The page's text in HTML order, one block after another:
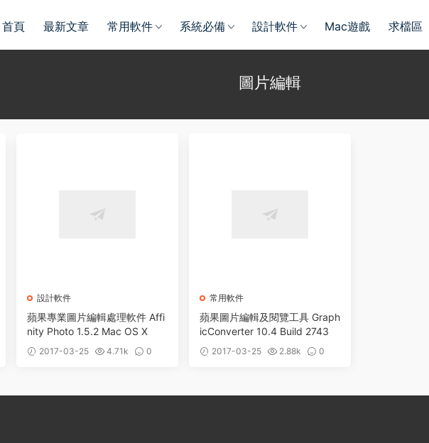
首頁 最新文章 常用軟件 系統必備 設計軟件 Mac遊戲 求檔區
圖片編輯
設計軟件
蘋果專業圖片編輯處理軟件 Affi
nity Photo 1.5.2 Mac OS X
2017-03-25 4.71k 0
常用軟件
蘋果圖片編輯及閱覽工具 Graph
icConverter 10.4 Build 2743
2017-03-25 2.88k 0